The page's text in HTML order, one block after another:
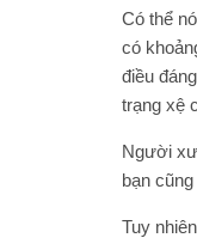
Có thể
có
điều
trạng xệ
Người
bạn
Tuy